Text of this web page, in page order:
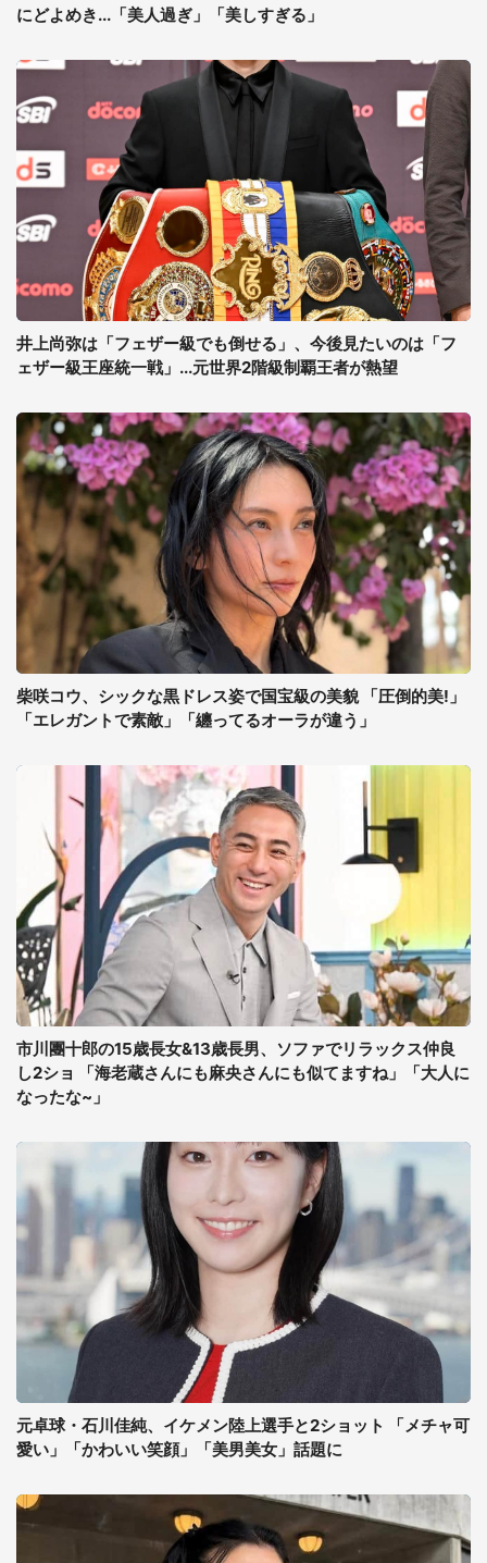
にどよめき...「美人過ぎ」「美しすぎる」
井上尚弥は「フェザー級でも倒せる」、今後見たいのは「フ
ェザー級王座統一戦」...元世界2階級制覇王者が熱望
柴咲コウ、シックな黒ドレス姿で国宝級の美貌 「圧倒的美!」
「エレガントで素敵」「纏ってるオーラが違う」
市川團十郎の15歳長女&13歳長男、ソファでリラックス仲良
し2ショ 「海老蔵さんにも麻央さんにも似てますね」「大人に
なったな~」
元卓球・石川佳純、イケメン陸上選手と2ショット 「メチャ可
愛い」「かわいい笑顔」「美男美女」話題に